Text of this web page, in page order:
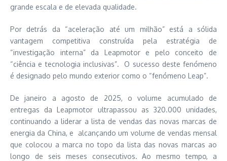
grande escala e de elevada qualidade.
Por detrás da “aceleração até um milhão” está a sólida
vantagem competitiva construída pela estratégia de
“investigação interna” da Leapmotor e pelo conceito de
“ciência e tecnologia inclusivas”. O sucesso deste fenómeno
é designado pelo mundo exterior como o “fenómeno Leap”.
De janeiro a agosto de 2025, o volume acumulado de
entregas da Leapmotor ultrapassou as 320.000 unidades,
continuando a liderar a lista de vendas das novas marcas de
energia da China, e alcançando um volume de vendas mensal
que colocou a marca no topo da lista das novas marcas ao
longo de seis meses consecutivos. Ao mesmo tempo, a